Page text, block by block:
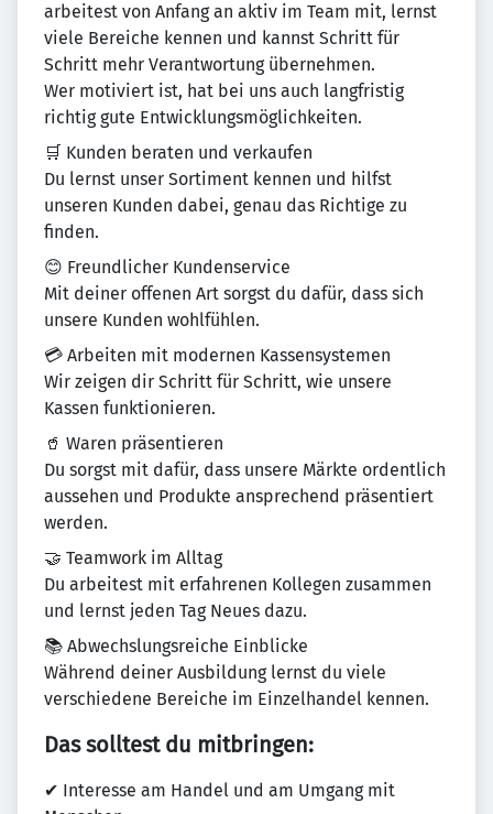
arbeitest von Anfang an aktiv im Team mit, lernst
viele Bereiche kennen und kannst Schritt für
Schritt mehr Verantwortung übernehmen.
Wer motiviert ist, hat bei uns auch langfristig
richtig gute Entwicklungsmöglichkeiten.
🛒 Kunden beraten und verkaufen
Du lernst unser Sortiment kennen und hilfst
unseren Kunden dabei, genau das Richtige zu
finden.
😊 Freundlicher Kundenservice
Mit deiner offenen Art sorgst du dafür, dass sich
unsere Kunden wohlfühlen.
💳 Arbeiten mit modernen Kassensystemen
Wir zeigen dir Schritt für Schritt, wie unsere
Kassen funktionieren.
🥤 Waren präsentieren
Du sorgst mit dafür, dass unsere Märkte ordentlich
aussehen und Produkte ansprechend präsentiert
werden.
🤝 Teamwork im Alltag
Du arbeitest mit erfahrenen Kollegen zusammen
und lernst jeden Tag Neues dazu.
📚 Abwechslungsreiche Einblicke
Während deiner Ausbildung lernst du viele
verschiedene Bereiche im Einzelhandel kennen.
Das solltest du mitbringen:
✔ Interesse am Handel und am Umgang mit